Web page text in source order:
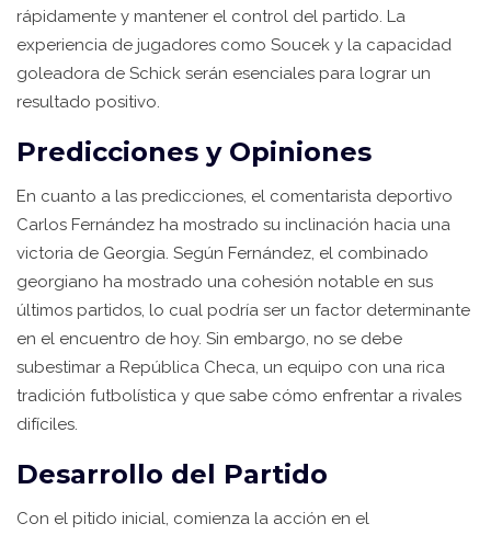
rápidamente y mantener el control del partido. La
experiencia de jugadores como Soucek y la capacidad
goleadora de Schick serán esenciales para lograr un
resultado positivo.
Predicciones y Opiniones
En cuanto a las predicciones, el comentarista deportivo
Carlos Fernández ha mostrado su inclinación hacia una
victoria de Georgia. Según Fernández, el combinado
georgiano ha mostrado una cohesión notable en sus
últimos partidos, lo cual podría ser un factor determinante
en el encuentro de hoy. Sin embargo, no se debe
subestimar a República Checa, un equipo con una rica
tradición futbolística y que sabe cómo enfrentar a rivales
difíciles.
Desarrollo del Partido
Con el pitido inicial, comienza la acción en el